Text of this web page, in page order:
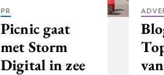
PR
Picnic gaat
met Storm
Digital in zee